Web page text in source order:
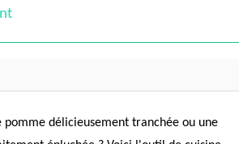
pomme délicieusement tranchée ou une